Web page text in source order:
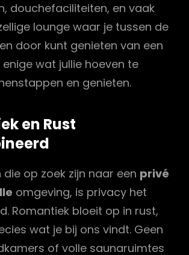
douchefaciliteiten, en vaak
lounge waar je tussen de
door kunt genieten van een
enige wat jullie hoeven te
en genieten.
en Rust
op zoek zijn naar een privé
omgeving, is privacy het
Romantiek bloeit op in rust,
wat je bij ons vindt. Geen
of volle saunaruimtes